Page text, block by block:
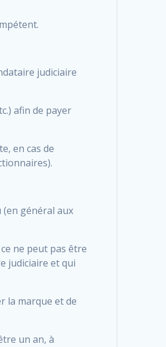
judiciaire
afin de payer
en cas de
(en général aux
ne peut pas être
judiciaire et qui
la marque et de
un an, à